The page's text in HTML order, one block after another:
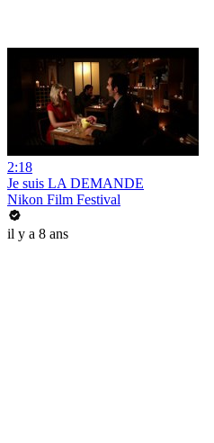
2:18
Je suis LA DEMANDE
Nikon Film Festival
il y a 8 ans